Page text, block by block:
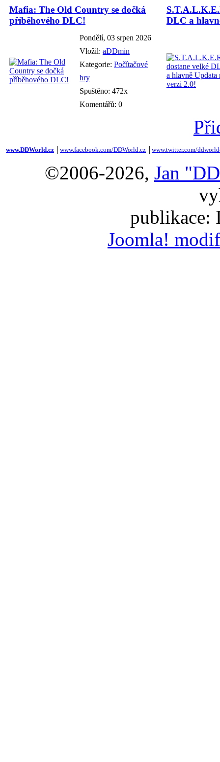
Mafia: The Old Country se dočká
příběhového DLC!
Pondělí, 03 srpen 2026
Vložil: aDDmin
Kategorie: Počítačové
hry
Spuštěno: 472x
Komentářů: 0
DLC a
www.DDWorld.cz www.facebook.com/DDWorld.cz www.twitter.com/
©2006-2026, Jan
publikace:
Joomla!